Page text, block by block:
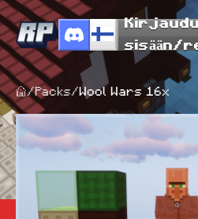
sisään/
/Packs/ Wool Wars 16x